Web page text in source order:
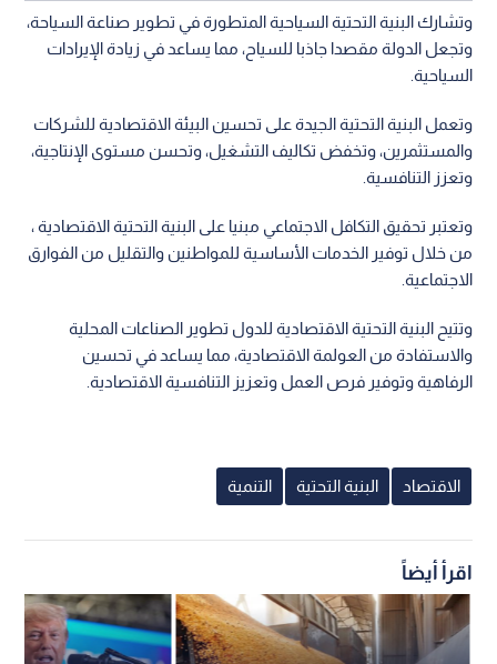
وتشارك البنية التحتية السياحية المتطورة في تطوير صناعة السياحة،
وتجعل الدولة مقصدا جاذبا للسياح، مما يساعد في زيادة الإيرادات
السياحية.
وتعمل البنية التحتية الجيدة على تحسين البيئة الاقتصادية للشركات
والمستثمرين، وتخفض تكاليف التشغيل، وتحسن مستوى الإنتاجية،
وتعزز التنافسية.
وتعتبر تحقيق التكافل الاجتماعي مبنيا على البنية التحتية الاقتصادية ،
من خلال توفير الخدمات الأساسية للمواطنين والتقليل من الفوارق
الاجتماعية.
وتتيح البنية التحتية الاقتصادية للدول تطوير الصناعات المحلية
والاستفادة من العولمة الاقتصادية، مما يساعد في تحسين
الرفاهية وتوفير فرص العمل وتعزيز التنافسية الاقتصادية.
الاقتصاد البنية التحتية التنمية
اقرأ أيضاً